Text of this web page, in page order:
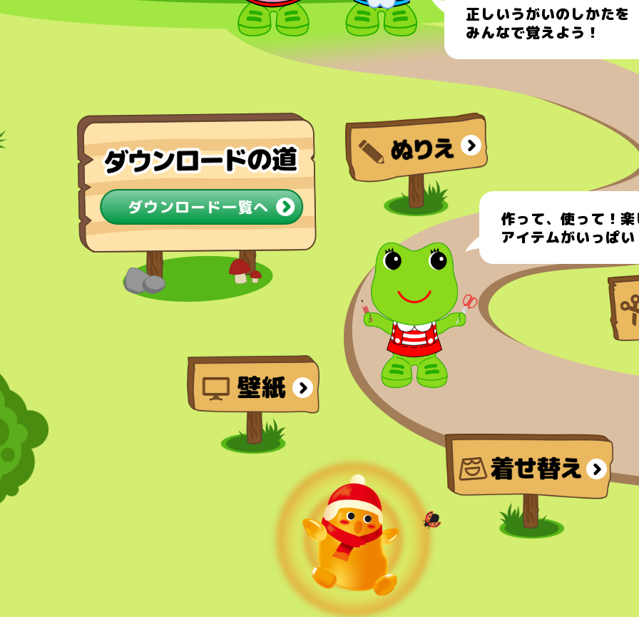
正しいうがいのしかたを
みんなで覚えよう！
ダウンロード一覧へ
作って、使って！
アイテムがいっぱ